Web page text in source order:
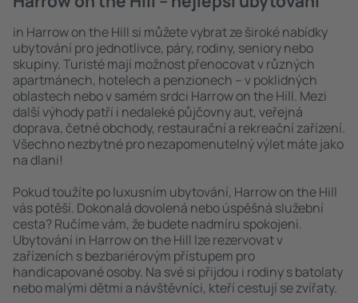
in Harrow on the Hill si můžete vybrat ze široké nabídky
ubytování pro jednotlivce, páry, rodiny, seniory nebo
skupiny. Turisté mají možnost přenocovat v různých
apartmánech, hotelech a penzionech – v poklidných
oblastech nebo v samém srdci Harrow on the Hill. Mezi
další výhody patří i nedaleké půjčovny aut, veřejná
doprava, četné obchody, restaurační a rekreační zařízení.
Všechno nezbytné pro nezapomenutelný výlet máte jako
na dlani!
Pokud toužíte po luxusním ubytování, Harrow on the Hill
vás potěší. Dokonalá dovolená nebo úspěšná služební
cesta? Ručíme vám, že budete nadmíru spokojeni.
Ubytování in Harrow on the Hill lze rezervovat v
zařízeních s bezbariérovým přístupem pro
handicapované osoby. Na své si přijdou i rodiny s batolaty
nebo malými dětmi a návštěvníci, kteří cestují se zvířaty.